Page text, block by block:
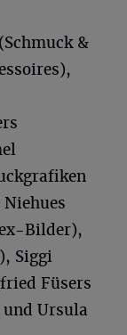
&
Bilder),
Siggi
Füsers
Ursula